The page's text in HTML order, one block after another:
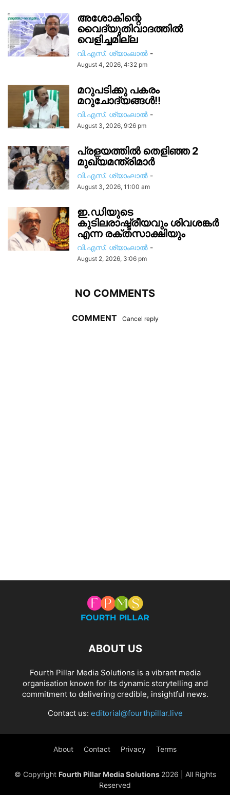
അശോകിന്റെ
വൈദ്യുതിവാദത്തിൽ
വെളിച്ചമില്ല
വി.എസ്. ശ്യാംലാൽ -
August 4, 2026, 4:32 pm
മറുപടിക്കു പകരം
മറുചോദ്യങ്ങൾ!!
വി.എസ്. ശ്യാംലാൽ -
August 3, 2026, 9:26 pm
പ്രളയത്തിൽ തെളിഞ്ഞ 2
മുഖ്യമന്ത്രിമാർ
വി.എസ്. ശ്യാംലാൽ -
August 3, 2026, 11:00 am
ഇ.ഡിയുടെ
കുടിലരാഷ്ട്രീയവും ശിവശങ്കർ
എന്ന രക്തസാക്ഷിയും
വി.എസ്. ശ്യാംലാൽ -
August 2, 2026, 3:06 pm
NO COMMENTS
COMMENT Cancel reply
ABOUT US
Fourth Pillar Media Solutions is a vibrant media
organisation known for its dynamic storytelling and
commitment to delivering credible, insightful news.
Contact us: editorial@fourthpillar.live
About Contact Privacy Terms
© Copyright Fourth Pillar Media Solutions 2026 | All Rights
Reserved